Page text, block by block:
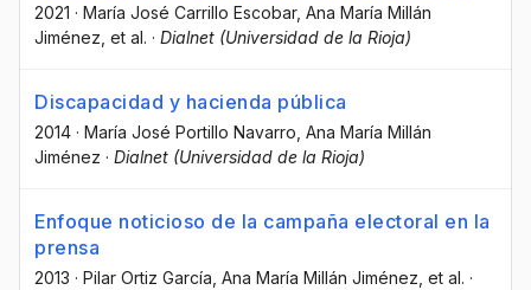
2021 · María José Carrillo Escobar, Ana María Millán
Jiménez , et al. · Dialnet (Universidad de la Rioja)
Discapacidad y hacienda pública
2014 · María José Portillo Navarro , Ana María Millán
Jiménez · Dialnet (Universidad de la Rioja)
Enfoque noticioso de la campaña electoral en la
prensa
2013 · Pilar Ortiz García , Ana María Millán Jiménez , et al. ·